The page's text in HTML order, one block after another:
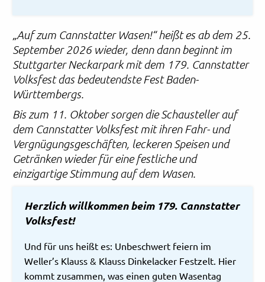
„Auf zum Cannstatter Wasen!“ heißt es ab dem 25.
September 2026 wieder, denn dann beginnt im
Stuttgarter Neckarpark mit dem 179. Cannstatter
Volksfest das bedeutendste Fest Baden-
Württembergs.
Bis zum 11. Oktober sorgen die Schausteller auf
dem Cannstatter Volksfest mit ihren Fahr- und
Vergnügungsgeschäften, leckeren Speisen und
Getränken wieder für eine festliche und
einzigartige Stimmung auf dem Wasen.
Herzlich willkommen beim 179. Cannstatter
Volksfest!
Und für uns heißt es: Unbeschwert feiern im
Weller’s Klauss & Klauss Dinkelacker Festzelt. Hier
kommt zusammen, was einen guten Wasentag